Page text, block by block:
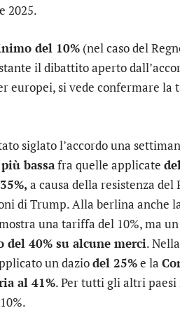
2025.
del 10% (nel caso del
il dibattito aperto
europei, si vede confermare la
siglato l’accordo una
bassafra quelle applicate
a causa della resistenza
di Trump. Alla berlina anche la
una tariffa del 10%, ma
del 40% su alcune merci.
un daziodel 25%e la
al 41%. Per tutti gli altri paesi